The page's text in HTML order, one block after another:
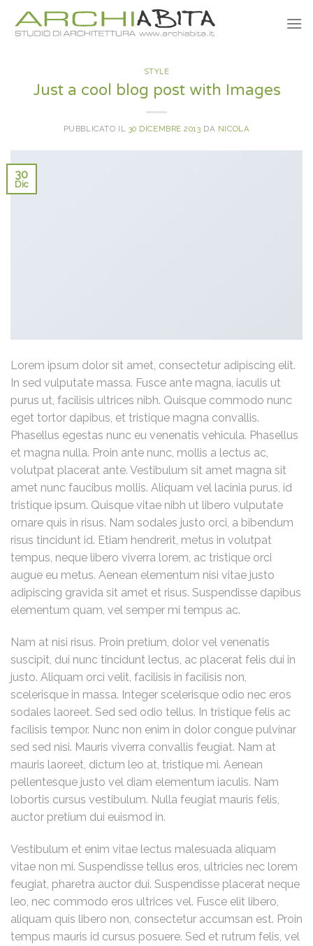
STYLE
Just a cool blog post with Images
PUBBLICATO IL 30 DICEMBRE 2013 DA NICOLA
30
Dic
Lorem ipsum dolor sit amet, consectetur adipiscing elit.
In sed vulputate massa. Fusce ante magna, iaculis ut
purus ut, facilisis ultrices nibh. Quisque commodo nunc
eget tortor dapibus, et tristique magna convallis.
Phasellus egestas nunc eu venenatis vehicula. Phasellus
et magna nulla. Proin ante nunc, mollis a lectus ac,
volutpat placerat ante. Vestibulum sit amet magna sit
amet nunc faucibus mollis. Aliquam vel lacinia purus, id
tristique ipsum. Quisque vitae nibh ut libero vulputate
ornare quis in risus. Nam sodales justo orci, a bibendum
risus tincidunt id. Etiam hendrerit, metus in volutpat
tempus, neque libero viverra lorem, ac tristique orci
augue eu metus. Aenean elementum nisi vitae justo
adipiscing gravida sit amet et risus. Suspendisse dapibus
elementum quam, vel semper mi tempus ac.
Nam at nisi risus. Proin pretium, dolor vel venenatis
suscipit, dui nunc tincidunt lectus, ac placerat felis dui in
justo. Aliquam orci velit, facilisis in facilisis non,
scelerisque in massa. Integer scelerisque odio nec eros
sodales laoreet. Sed sed odio tellus. In tristique felis ac
facilisis tempor. Nunc non enim in dolor congue pulvinar
sed sed nisi. Mauris viverra convallis feugiat. Nam at
mauris laoreet, dictum leo at, tristique mi. Aenean
pellentesque justo vel diam elementum iaculis. Nam
lobortis cursus vestibulum. Nulla feugiat mauris felis,
auctor pretium dui euismod in.
Vestibulum et enim vitae lectus malesuada aliquam
vitae non mi. Suspendisse tellus eros, ultricies nec lorem
feugiat, pharetra auctor dui. Suspendisse placerat neque
leo, nec commodo eros ultrices vel. Fusce elit libero,
aliquam quis libero non, consectetur accumsan est. Proin
tempus mauris id cursus posuere. Sed et rutrum felis, vel